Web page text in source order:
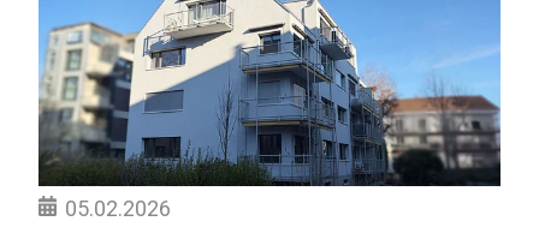
05.02.2026